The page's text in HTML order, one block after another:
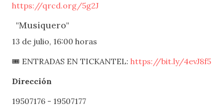
https://qrcd.org/5g2J
"Musiquero"
13 de julio, 16:00 horas
🎟 ENTRADAS EN TICKANTEL: https://bit.ly/4evJ8f5
Dirección
19507176 - 19507177